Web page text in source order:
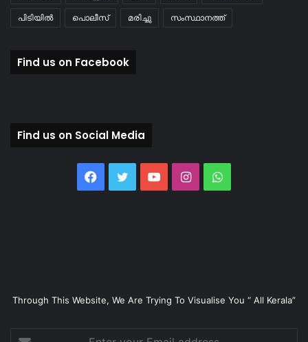
പിടിയിൽ പൊലീസ് മരിച്ചു സംസ്ഥാനത്ത്
Find us on Facebook
Find us on Social Media
Facebook
TwitterYouTubeInstagramWhatsApp
Through This Website, We Are Trying To Visualise You “ All Kerala”